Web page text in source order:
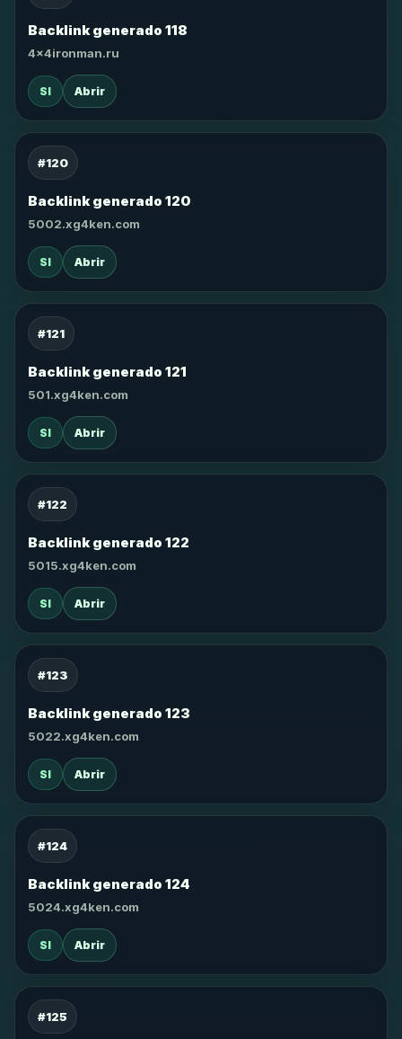
Backlink generado 118
4x4ironman.ru
SI Abrir
#120
Backlink generado 120
5002.xg4ken.com
SI Abrir
#121
Backlink generado 121
501.xg4ken.com
SI Abrir
#122
Backlink generado 122
5015.xg4ken.com
SI Abrir
#123
Backlink generado 123
5022.xg4ken.com
SI Abrir
#124
Backlink generado 124
5024.xg4ken.com
SI Abrir
#125